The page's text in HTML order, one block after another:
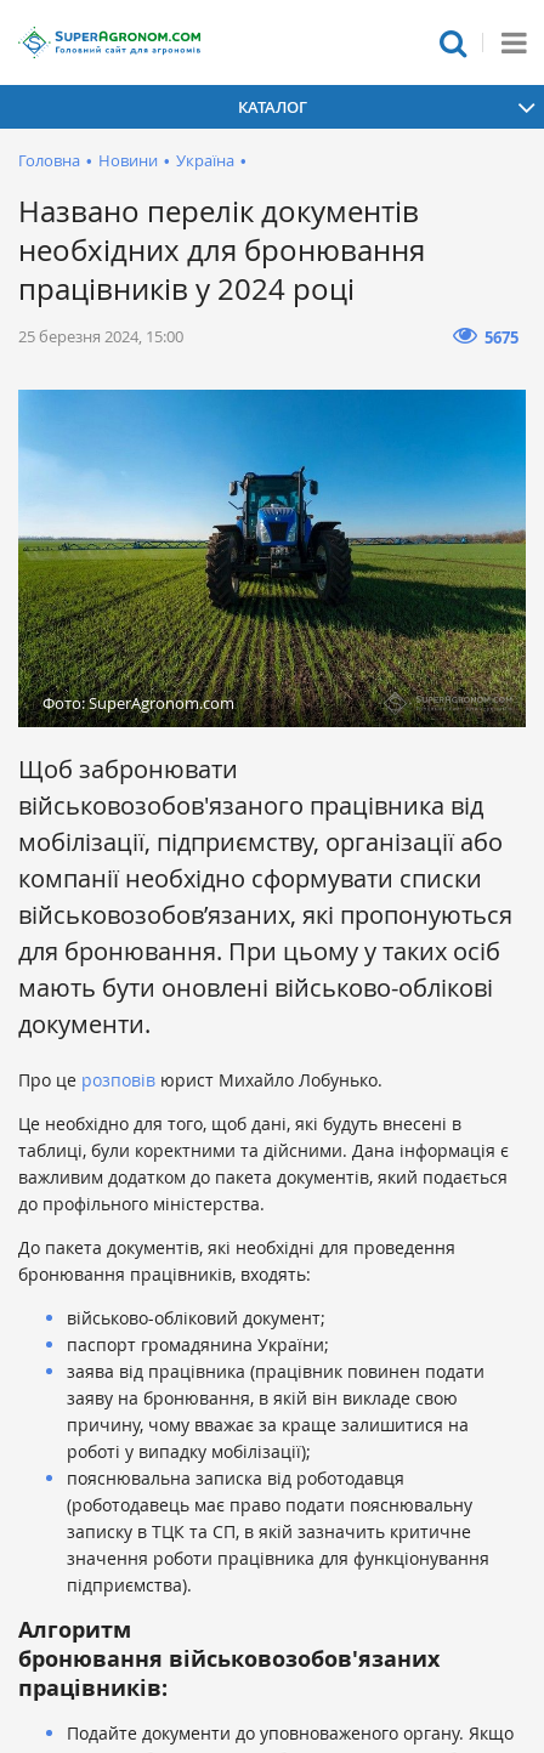
КАТАЛОГ
Головна • Новини • Україна •
Названо перелік документів
необхідних для бронювання
працівників у 2024 році
25 березня 2024, 15:00 5675
Фото: SuperAgronom.com
Щоб забронювати
військовозобов'язаного працівника від
мобілізації, підприємству, організації або
компанії необхідно сформувати списки
військовозобов’язаних, які пропонуються
для бронювання. При цьому у таких осіб
мають бути оновлені військово-облікові
документи.
Про це розповів юрист Михайло Лобунько.
Це необхідно для того, щоб дані, які будуть внесені в
таблиці, були коректними та дійсними. Дана інформація є
важливим додатком до пакета документів, який подається
до профільного міністерства.
До пакета документів, які необхідні для проведення
бронювання працівників, входять:
військово-обліковий документ;
паспорт громадянина України;
заява від працівника (працівник повинен подати
заяву на бронювання, в якій він викладе свою
причину, чому вважає за краще залишитися на
роботі у випадку мобілізації);
пояснювальна записка від роботодавця
(роботодавець має право подати пояснювальну
записку в ТЦК та СП, в якій зазначить критичне
значення роботи працівника для функціонування
підприємства).
Алгоритм
бронювання військовозобов'язаних
працівників:
Подайте документи до уповноваженого органу. Якщо